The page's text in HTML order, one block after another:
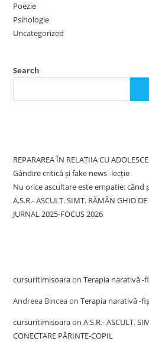
Poezie
Psihologie
Uncategorized
Search
REPARAREA ÎN RELAȚIIA CU
Gândire critică și fake news -lecție
Nu orice ascultare este empatie: când
A.S.R.- ASCULT. SIMT. RĂMÂN GHID
JURNAL 2025-FOCUS 2026
cursuritimisoaraonTerapia narativă -
Andreea BinceaonTerapia narativă -
cursuritimisoaraonA.S.R.- ASCULT.
CONECTARE PĂRINTE-COPIL